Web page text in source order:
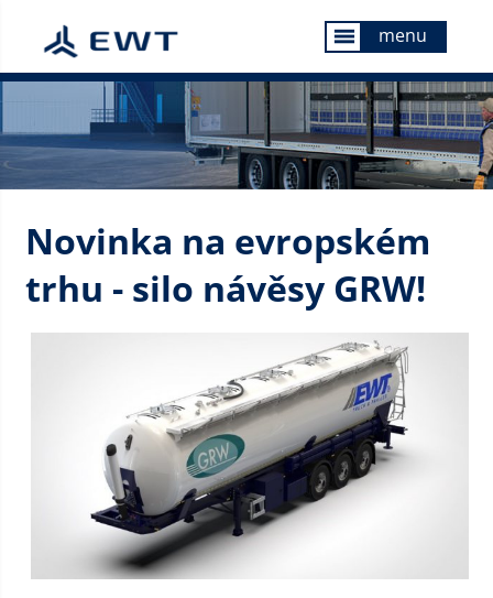
menu menu
Novinka na evropském
trhu - silo návěsy GRW!